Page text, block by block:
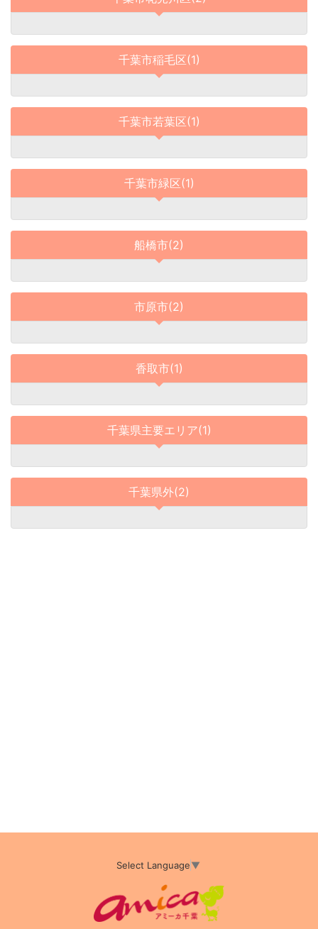
千葉市稲毛区(1)
千葉市若葉区(1)
千葉市緑区(1)
船橋市(2)
市原市(2)
香取市(1)
千葉県主要エリア(1)
千葉県外(2)
Select Language▼